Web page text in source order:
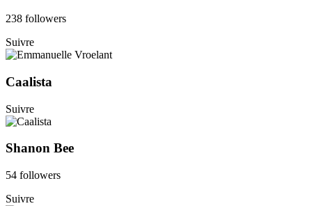
238 followers
Suivre
Caalista
Suivre
Shanon Bee
54 followers
Suivre